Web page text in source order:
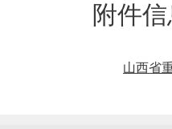
附件信
山西省